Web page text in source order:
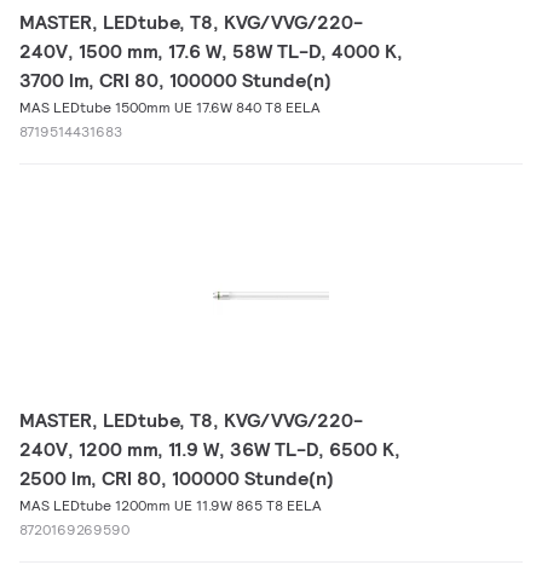
MASTER, LEDtube, T8, KVG/VVG/220-
240V, 1500 mm, 17.6 W, 58W TL-D, 4000 K,
3700 lm, CRI 80, 100000 Stunde(n)
MAS LEDtube 1500mm UE 17.6W 840 T8 EELA
8719514431683
MASTER, LEDtube, T8, KVG/VVG/220-
240V, 1200 mm, 11.9 W, 36W TL-D, 6500 K,
2500 lm, CRI 80, 100000 Stunde(n)
MAS LEDtube 1200mm UE 11.9W 865 T8 EELA
8720169269590